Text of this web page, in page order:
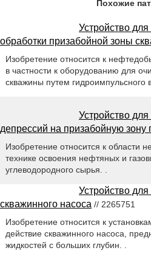
Похожие
Устройство
обработки призабойной зоны
Изобретение относится к
в частности к оборудованию для
скважины путем гидроимпульсного
Устройство
депрессий на призабойную зону
Изобретение относится к области
технике освоения нефтяных и
углеводородного сырья. .
Устройство
скважинного насоса // 2265751
Изобретение относится к
действие скважинного насоса,
жидкостей с больших глубин. .